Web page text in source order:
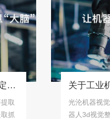
光沦机器视觉公司
器人3d视觉整体解